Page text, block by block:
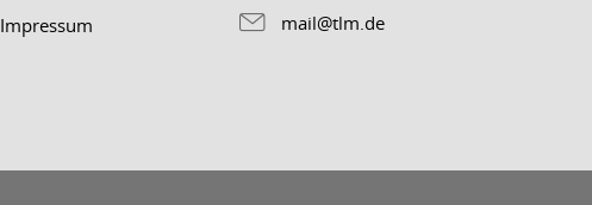
Impressum
mail@tlm.de